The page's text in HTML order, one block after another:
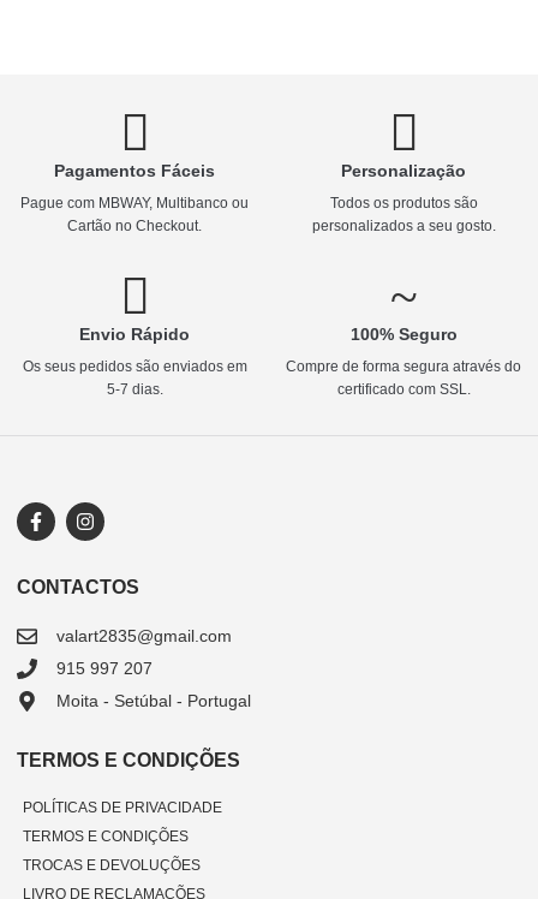
Pagamentos Fáceis
Pague com MBWAY, Multibanco ou
Cartão no Checkout.
Personalização
Todos os produtos são
personalizados a seu gosto.
Envio Rápido
Os seus pedidos são enviados em
5-7 dias.
100% Seguro
Compre de forma segura através do
certificado com SSL.
CONTACTOS
valart2835@gmail.com
915 997 207
Moita - Setúbal - Portugal
TERMOS E CONDIÇÕES
POLÍTICAS DE PRIVACIDADE
TERMOS E CONDIÇÕES
TROCAS E DEVOLUÇÕES
LIVRO DE RECLAMAÇÕES